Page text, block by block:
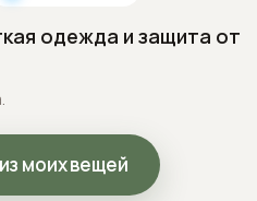
одежда и защита от
моих вещей